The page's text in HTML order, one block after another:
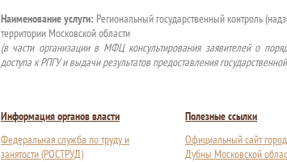
Наименование услуги: Региональный государственный контроль
территории Московской области
(в части организации в МФЦ консультирования заявителей о
доступа к РПГУ и выдачи результатов предоставления
Информация органов власти
Федеральная служба по труду и
занятости (РОСТРУД)
Полезные ссылки
Официальный сайт
Дубны Московской